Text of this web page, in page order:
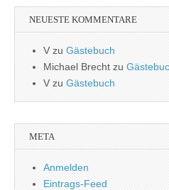
NEUESTE KOMMENTARE
V zu Gästebuch
Michael Brecht zu
Vzu Gästebuch
META
Anmelden
Eintrags-Feed